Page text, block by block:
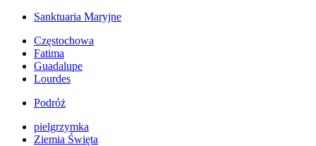
Sanktuaria Maryjne
Częstochowa
Fatima
Guadalupe
Lourdes
Podróż
pielgrzymka
Ziemia Święta